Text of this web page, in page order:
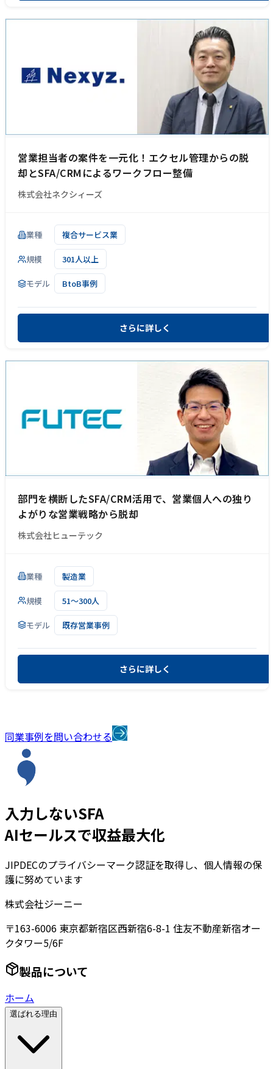
営業担当者の案件を一元化！エクセル管理からの脱
却とSFA/CRMによるワークフロー整備
株式会社ネクシィーズ
業種 複合サービス業
規模 301人以上
モデル BtoB事例
さらに詳しく
部門を横断したSFA/CRM活用で、営業個人への独り
よがりな営業戦略から脱却
株式会社ヒューテック
業種 製造業
規模 51～300人
モデル 既存営業事例
さらに詳しく
同業事例を問い合わせる
入力しないSFA
AIセールスで収益最大化
JIPDECのプライバシーマーク認証を取得し、個人情報の保
護に努めています
株式会社ジーニー
〒163-6006 東京都新宿区西新宿6-8-1 住友不動産新宿オー
クタワー5/6F
製品について
ホーム
選ばれる理由